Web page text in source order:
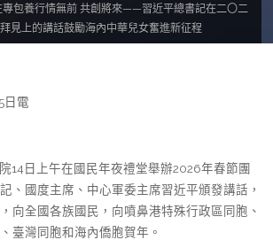
專包養行情無前 共創將來——習近平總書記在二〇二
見上的講話鼓勵海內中華兒女奮進新征程
日電
14日上午在國民年夜禮堂舉辦2026年春節團
、國度主席、中心軍委主席習近平頒發講話，
向全國各族國民，向噴鼻港特殊行政區同胞、
臺灣同胞和海內僑胞賀年。